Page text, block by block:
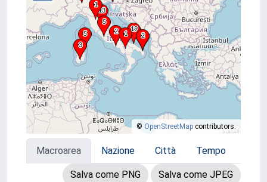
© OpenStreetMap contributors.
Macroarea Nazione Città Tempo
Salva come PNG Salva come JPEG